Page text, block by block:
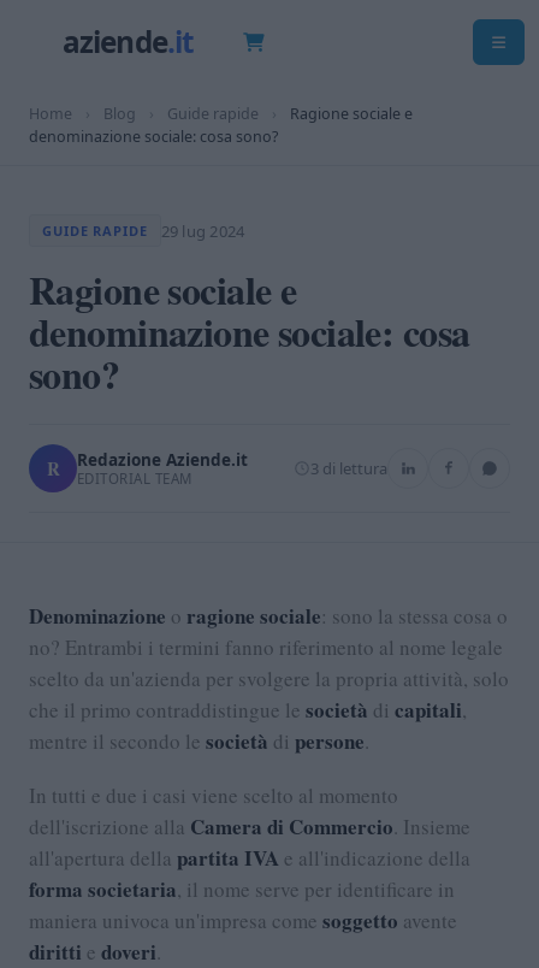
Home › Blog › Guide rapide ›
Ragione sociale e
denominazione sociale: cosa sono?
GUIDE RAPIDE 29 lug 2024
Ragione sociale e
denominazione sociale: cosa
sono?
R Redazione Aziende.it
EDITORIAL TEAM 3 di lettura
Denominazione o ragione sociale: sono la stessa cosa o
no? Entrambi i termini fanno riferimento al nome legale
scelto da un'azienda per svolgere la propria attività, solo
che il primo contraddistingue le società di capitali,
mentre il secondo le società di persone.
In tutti e due i casi viene scelto al momento
dell'iscrizione alla Camera di Commercio. Insieme
all'apertura della partita IVA e all'indicazione della
forma societaria, il nome serve per identificare in
maniera univoca un'impresa come soggetto avente
diritti e doveri.